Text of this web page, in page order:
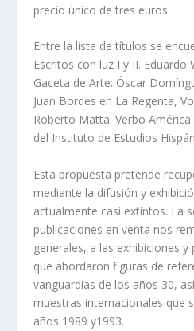
precio único de tres euros.
Entre la lista de títulos se
Escritos con luz I y II. Eduardo
Gaceta de Arte: Óscar
Juan Bordes en La Regenta,
Roberto Matta: Verbo
del Instituto de Estudios
Esta propuesta pretende
mediante la difusión y
actualmente casi extintos. La
publicaciones en venta nos
generales, a las exhibiciones
que abordaron figuras de
vanguardias de los años 30,
muestras internacionales que
años 1989 y1993.